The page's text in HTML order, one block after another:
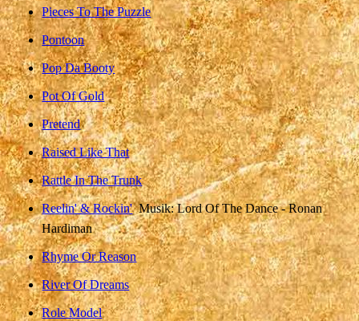
Pieces To The Puzzle
Pontoon
Pop Da Booty
Pot Of Gold
Pretend
Raised Like That
Rattle In The Trunk
Reelin' & Rockin'Musik: Lord Of The Dance - Ronan
Hardiman
Rhyme Or Reason
River Of Dreams
Role Model